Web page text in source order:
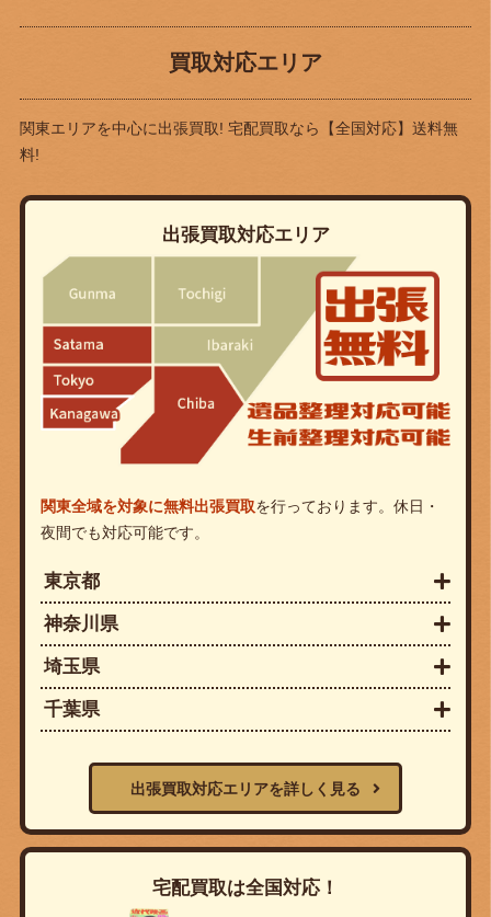
買取対応エリア
関東エリアを中心に出張買取! 宅配買取なら
【全国対応】送料無
料!
出張買取対応エリア
関東全域を対象に無料出張買取を行っております。休日・
夜間でも対応可能です。
東京都
神奈川県
埼玉県
千葉県
出張買取対応エリアを詳しく見る
宅配買取は全国対応！